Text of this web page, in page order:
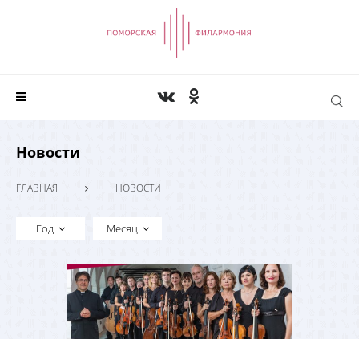
Новости
ГЛАВНАЯ НОВОСТИ
Год Месяц